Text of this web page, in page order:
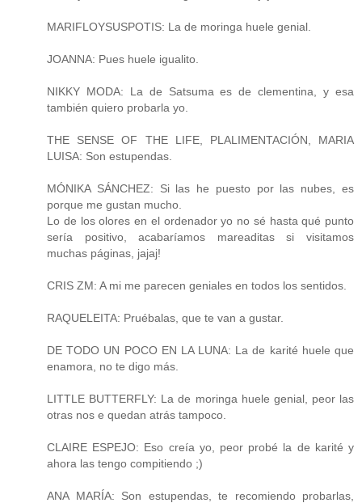
MARIFLOYSUSPOTIS: La de moringa huele genial.
JOANNA: Pues huele igualito.
NIKKY MODA: La de Satsuma es de clementina, y esa
también quiero probarla yo.
THE SENSE OF THE LIFE, PLALIMENTACIÓN, MARIA
LUISA: Son estupendas.
MÓNIKA SÁNCHEZ: Si las he puesto por las nubes, es
porque me gustan mucho.
Lo de los olores en el ordenador yo no sé hasta qué punto
sería positivo, acabaríamos mareaditas si visitamos
muchas páginas, jajaj!
CRIS ZM: A mi me parecen geniales en todos los sentidos.
RAQUELEITA: Pruébalas, que te van a gustar.
DE TODO UN POCO EN LA LUNA: La de karité huele que
enamora, no te digo más.
LITTLE BUTTERFLY: La de moringa huele genial, peor las
otras nos e quedan atrás tampoco.
CLAIRE ESPEJO: Eso creía yo, peor probé la de karité y
ahora las tengo compitiendo ;)
ANA MARÍA: Son estupendas, te recomiendo probarlas,